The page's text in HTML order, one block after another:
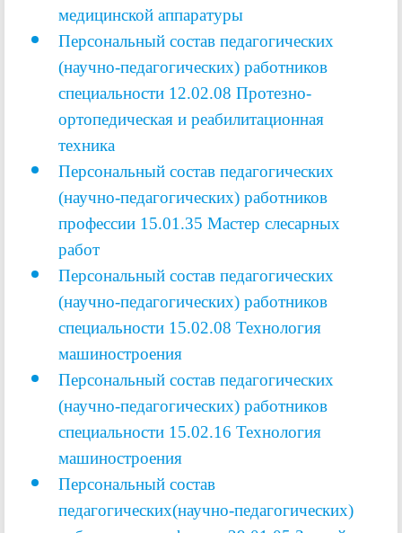
медицинской аппаратуры
Персональный состав педагогических
(научно-педагогических) работников
специальности 12.02.08 Протезно-
ортопедическая и реабилитационная
техника
Персональный состав педагогических
(научно-педагогических) работников
профессии 15.01.35 Мастер слесарных
работ
Персональный состав педагогических
(научно-педагогических) работников
специальности 15.02.08 Технология
машиностроения
Персональный состав педагогических
(научно-педагогических) работников
специальности 15.02.16 Технология
машиностроения
Персональный состав
педагогических(научно-педагогических)